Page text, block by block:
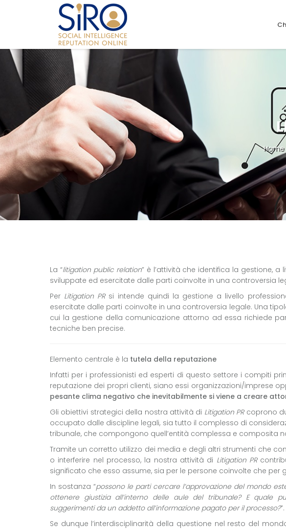
Home
La “litigation public relation” è l’attività che identifica la gestione,
sviluppate ed esercitate dalle parti coinvolte in una controversia
Per Litigation PRsi intende quindi la gestione a livello
esercitate dalle parti coinvolte in una controversia legale. Una
cui la gestione della comunicazione attorno ad essa richiede
tecniche ben precise.
Elemento centrale è la tutela della reputazione
Infatti per i professionisti ed esperti di questo settore i compiti
reputazione dei propri clienti, siano essi organizzazioni/imprese
pesante clima negativo che inevitabilmente si viene a creare
Gli obiettivi strategici della nostra attività di Litigation PRcoprono
occupato dalle discipline legali, sia tutto il complesso di
tribunale, che compongono quell’entità complessa e composita
Tramite un corretto utilizzo dei media e degli altri strumenti che
o interferire nel processo, la nostra attività di Litigation PR
significato che esso assume, sia per le persone coinvolte che
In sostanza “possono le parti cercare l’approvazione del mondo
ottenere giustizia all’interno delle aule del tribunale? E quale
suggerimenti da un addetto all’informazione pagato per il processo?”.
Se dunque l’interdisciplinarità della questione nel resto del